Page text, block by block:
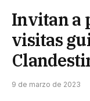
Invitan a
visitas
9 de marzo de 2023